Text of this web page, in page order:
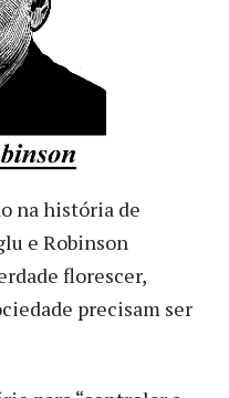
na história de
e Robinson
florescer,
precisam ser